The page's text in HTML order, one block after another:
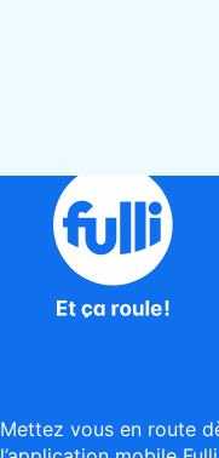
Mettez vous en route